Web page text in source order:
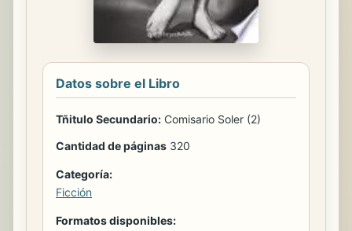
Datos sobre el Libro
Tñitulo Secundario: Comisario Soler (2)
Cantidad de páginas 320
Categoría:
Ficción
Formatos disponibles: